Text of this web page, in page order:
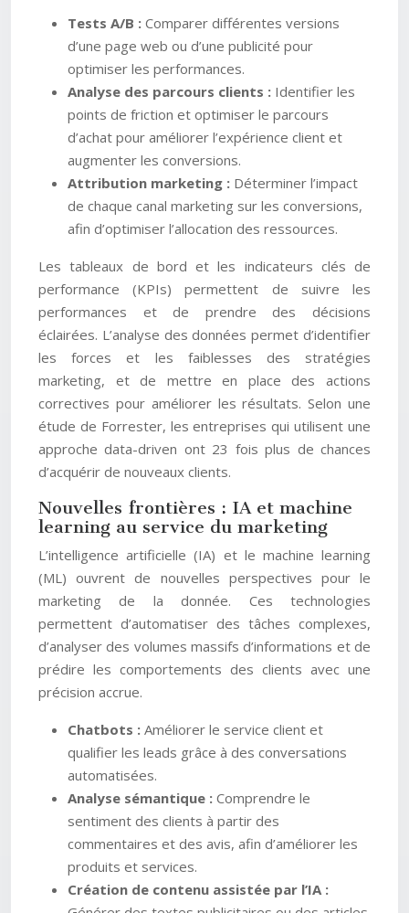
Tests A/B : Comparer différentes versions
d’une page web ou d’une publicité pour
optimiser les performances.
Analyse des parcours clients : Identifier les
points de friction et optimiser le parcours
d’achat pour améliorer l’expérience client et
augmenter les conversions.
Attribution marketing : Déterminer l’impact
de chaque canal marketing sur les conversions,
afin d’optimiser l’allocation des ressources.
Les tableaux de bord et les indicateurs clés de
performance (KPIs) permettent de suivre les
performances et de prendre des décisions
éclairées. L’analyse des données permet d’identifier
les forces et les faiblesses des stratégies
marketing, et de mettre en place des actions
correctives pour améliorer les résultats. Selon une
étude de Forrester, les entreprises qui utilisent une
approche data-driven ont 23 fois plus de chances
d’acquérir de nouveaux clients.
Nouvelles frontières : IA et machine
learning au service du marketing
L’intelligence artificielle (IA) et le machine learning
(ML) ouvrent de nouvelles perspectives pour le
marketing de la donnée. Ces technologies
permettent d’automatiser des tâches complexes,
d’analyser des volumes massifs d’informations et de
prédire les comportements des clients avec une
précision accrue.
Chatbots : Améliorer le service client et
qualifier les leads grâce à des conversations
automatisées.
Analyse sémantique : Comprendre le
sentiment des clients à partir des
commentaires et des avis, afin d’améliorer les
produits et services.
Création de contenu assistée par l’IA :